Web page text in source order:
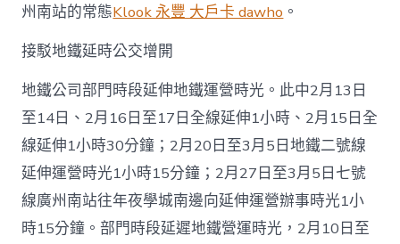
州南站的常態Klook 永豐 大戶卡 dawho 。
接駁地鐵延時公交增開
地鐵公司部門時段延伸地鐵運營時光。此中2月13日
至14日、2月16日至17日全線延伸1小時、2月15日全
線延伸1小時30分鐘；2月20日至3月5日地鐵二號線
延伸運營時光1小時15分鐘；2月27日至3月5日七號
線廣州南站往年夜學城南邊向延伸運營辦事時光1小
時15分鐘。部門時段延遲地鐵營運時光，2月10日至